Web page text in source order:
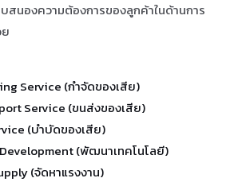
นองความต้องการของลูกค้าในด้านการ
Service (กำจัดของเสีย)
Service (ขนส่งของเสีย)
(บำบัดของเสีย)
(พัฒนาเทคโนโลยี)
(จัดหาแรงงาน)